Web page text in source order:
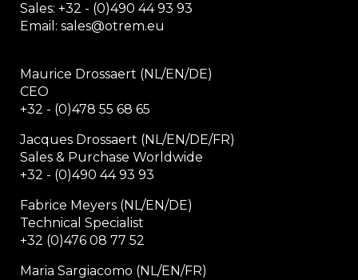
Sales: +32 - (0)490 44 93 93
Email: sales@otrem.eu
Maurice Drossaert (NL/EN/DE)
CEO
+32 - (0)478 55 68 65
Jacques Drossaert (NL/EN/DE/FR)
Sales & Purchase Worldwide
+32 - (0)490 44 93 93
Fabrice Meyers (NL/EN/DE)
Technical Specialist
+32 (0)476 08 77 52
Maria Sargiacomo (NL/EN/FR)